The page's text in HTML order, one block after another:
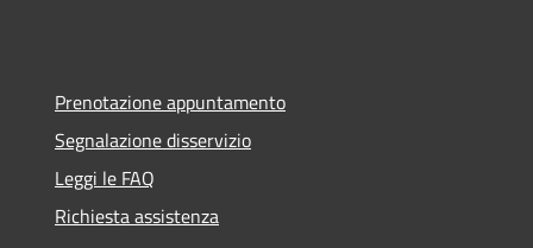
Prenotazione appuntamento
Segnalazione disservizio
Leggi le FAQ
Richiesta assistenza